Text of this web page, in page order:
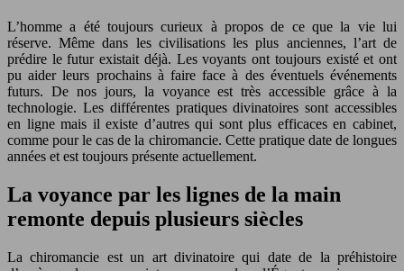
L’homme a été toujours curieux à propos de ce que la vie lui
réserve. Même dans les civilisations les plus anciennes, l’art de
prédire le futur existait déjà. Les voyants ont toujours existé et ont
pu aider leurs prochains à faire face à des éventuels événements
futurs. De nos jours, la voyance est très accessible grâce à la
technologie. Les différentes pratiques divinatoires sont accessibles
en ligne mais il existe d’autres qui sont plus efficaces en cabinet,
comme pour le cas de la chiromancie. Cette pratique date de longues
années et est toujours présente actuellement.
La voyance par les lignes de la main
remonte depuis plusieurs siècles
La chiromancie est un art divinatoire qui date de la préhistoire